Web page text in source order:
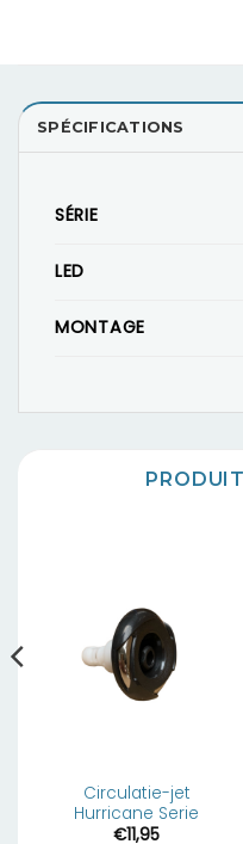
SPÉCIFICATIONS
SÉRIE
LED
MONTAGE
Circulatie-jet
Hurricane Serie
€11,95